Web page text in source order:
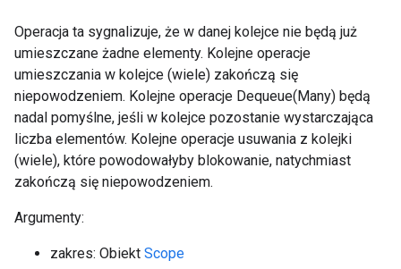
Operacja ta sygnalizuje, że w danej kolejce nie będą już
umieszczane żadne elementy. Kolejne operacje
umieszczania w kolejce (wiele) zakończą się
niepowodzeniem. Kolejne operacje Dequeue(Many) będą
nadal pomyślne, jeśli w kolejce pozostanie wystarczająca
liczba elementów. Kolejne operacje usuwania z kolejki
(wiele), które powodowałyby blokowanie, natychmiast
zakończą się niepowodzeniem.
Argumenty:
zakres: Obiekt Scope